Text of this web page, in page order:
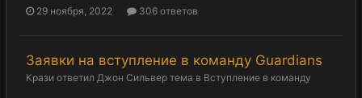
29 ноября, 2022 306 ответов
Заявки на вступление в команду Guardians
Крази ответил Джон Сильвер тема в Вступление в команду